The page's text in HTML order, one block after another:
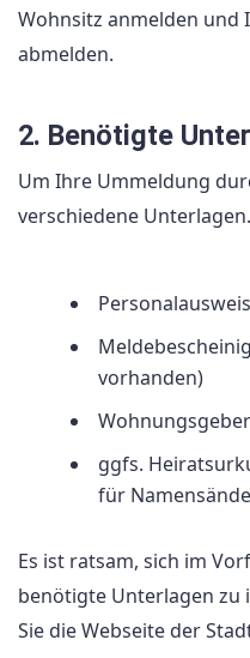
Wohnsitz anmelden und
abmelden.
2. Benötigte
Um Ihre Ummeldung
verschiedene
vorhanden)
ggfs.
für
Es ist ratsam, sich im
benötigte Unterlagen
Sie die Webseite der